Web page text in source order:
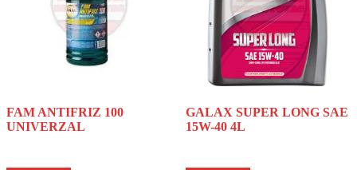
FAM ANTIFRIZ 100
UNIVERZAL
GALAX SUPER LONG SAE
15W-40 4L